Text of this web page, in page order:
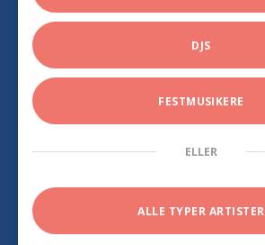
DJS
FESTMUSIKERE
ELLER
ALLE TYPER ARTISTER